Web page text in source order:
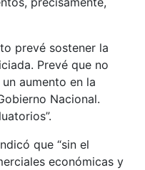
prevé sostener la
Prevé que no
aumento en la
Nacional.
que “sin el
económicas y